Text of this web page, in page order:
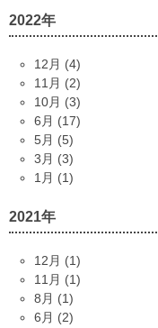
2022年
12月 (4)
11月 (2)
10月 (3)
6月 (17)
5月 (5)
3月 (3)
1月 (1)
2021年
12月 (1)
11月 (1)
8月 (1)
6月 (2)